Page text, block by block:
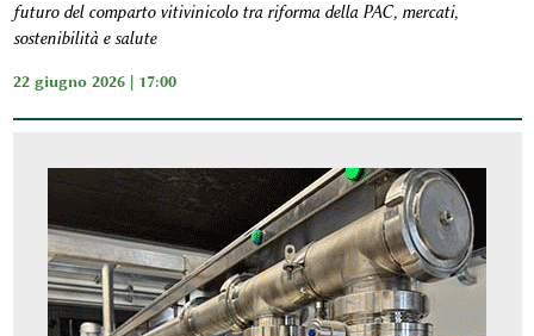
futuro del comparto vitivinicolo tra riforma della PAC, mercati,
sostenibilità e salute
22 giugno 2026 | 17:00